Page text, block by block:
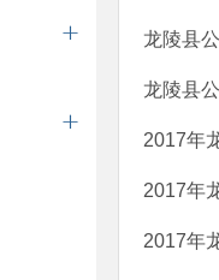
龙陵县
龙陵县
2017年
2017年
2017年